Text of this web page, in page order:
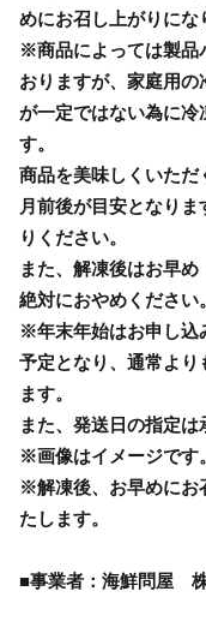
めにお召し上がりにな
※商品によっては製品
おりますが、家庭用
が一定ではない為に冷
す。
商品を美味しくいただ
月前後が目安となり
りください。
また、解凍後はお早
絶対におやめください。
※年末年始はお申し込
予定となり、通常より
ます。
また、発送日の指定は
※画像はイメージです。
※解凍後、お早めにお
たします。
■事業者：海鮮問屋